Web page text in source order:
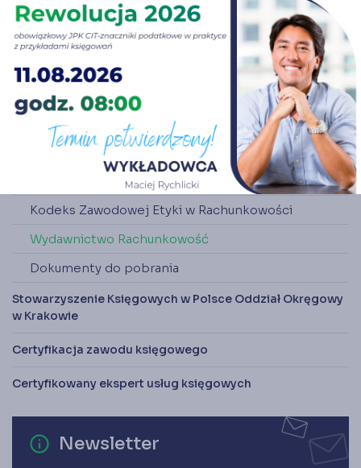
Historia
Cele
Statut
Władze
Oddziały Okręgowe
Nawigator Księgowych
Świat Księgowych
Kodeks Zawodowej Etyki w Rachunkowości
Wydawnictwo Rachunkowość
Dokumenty do pobrania
Stowarzyszenie Księgowych w Polsce Oddział Okręgowy
w Krakowie
Certyfikacja zawodu księgowego
Certyfikowany ekspert usług księgowych
error_outline Newsletter